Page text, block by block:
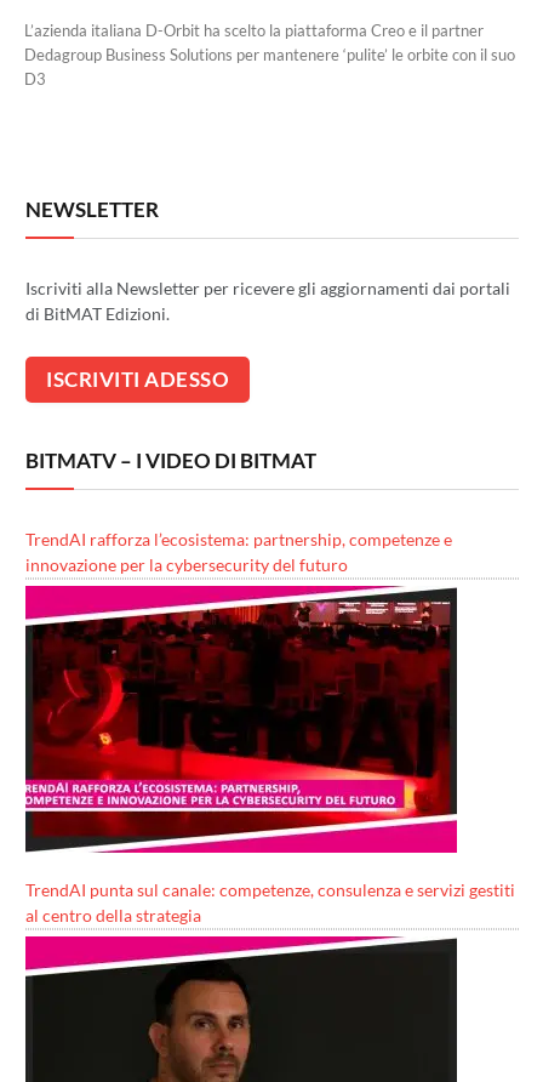
L’azienda italiana D-Orbit ha scelto la piattaforma Creo e il partner
Dedagroup Business Solutions per mantenere ‘pulite’ le orbite con il suo
D3
NEWSLETTER
Iscriviti alla Newsletter per ricevere gli aggiornamenti dai portali
di BitMAT Edizioni.
BITMATV – I VIDEO DI BITMAT
TrendAI rafforza l’ecosistema: partnership, competenze e
innovazione per la cybersecurity del futuro
TrendAI punta sul canale: competenze, consulenza e servizi gestiti
al centro della strategia